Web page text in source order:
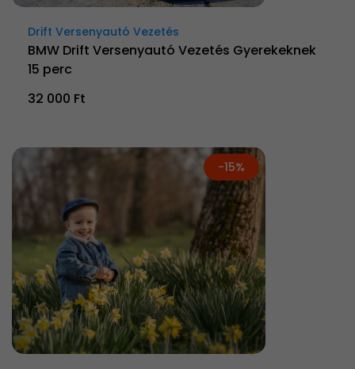
Drift Versenyautó Vezetés
BMW Drift Versenyautó Vezetés Gyerekeknek
15 perc
32 000 Ft
-15%